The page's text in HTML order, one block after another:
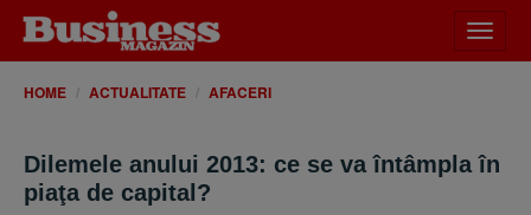
meniu
HOME ACTUALITATE AFACERI
Dilemele anului 2013: ce se va întâmpla în
piaţa de capital?